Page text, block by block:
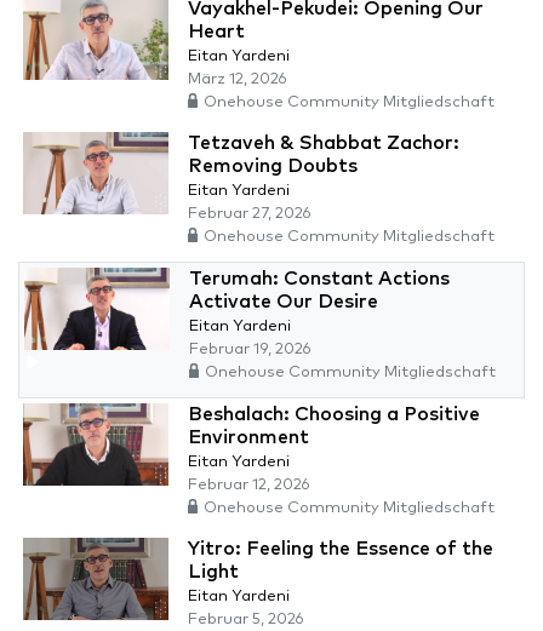
Vayakhel-Pekudei: Opening Our
Heart
Eitan Yardeni
März 12, 2026
Onehouse Community Mitgliedschaft
Tetzaveh & Shabbat Zachor:
Removing Doubts
Eitan Yardeni
Februar 27, 2026
Onehouse Community Mitgliedschaft
Terumah: Constant Actions
Activate Our Desire
Eitan Yardeni
Februar 19, 2026
Onehouse Community Mitgliedschaft
Beshalach: Choosing a Positive
Environment
Eitan Yardeni
Februar 12, 2026
Onehouse Community Mitgliedschaft
Yitro: Feeling the Essence of the
Light
Eitan Yardeni
Februar 5, 2026